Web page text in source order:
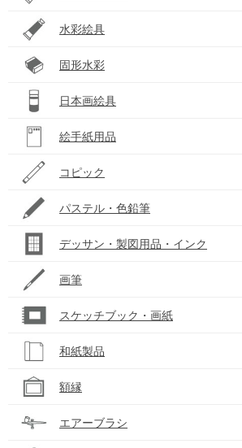
水彩絵具
固形水彩
日本画絵具
絵手紙用品
コピック
パステル・色鉛筆
デッサン・製図用品・インク
画筆
スケッチブック・画紙
和紙製品
額縁
エアーブラシ